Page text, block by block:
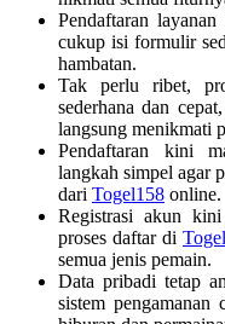
Pendaftaran
cukup isi formulir
hambatan.
Tak perlu ribet,
sederhana dan
langsung menikmati
Pendaftaran kini
langkah simpel agar
dari Togel158 online.
Registrasi akun
proses daftar di
semua jenis pemain.
Data pribadi tetap
sistem pengamanan